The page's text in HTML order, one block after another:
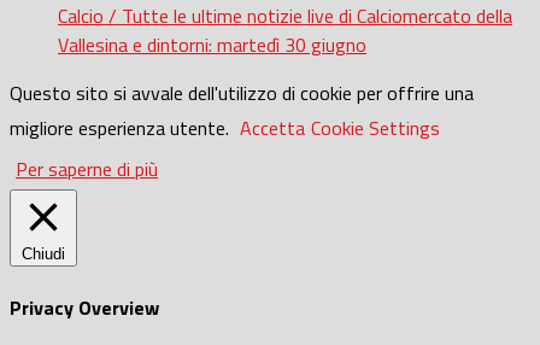
Calcio / Tutte le ultime notizie live di Calciomercato della
Vallesina e dintorni: martedì 30 giugno
Questo sito si avvale dell'utilizzo di cookie per offrire una
migliore esperienza utente. Accetta Cookie Settings
Per saperne di più
Chiudi
Privacy Overview